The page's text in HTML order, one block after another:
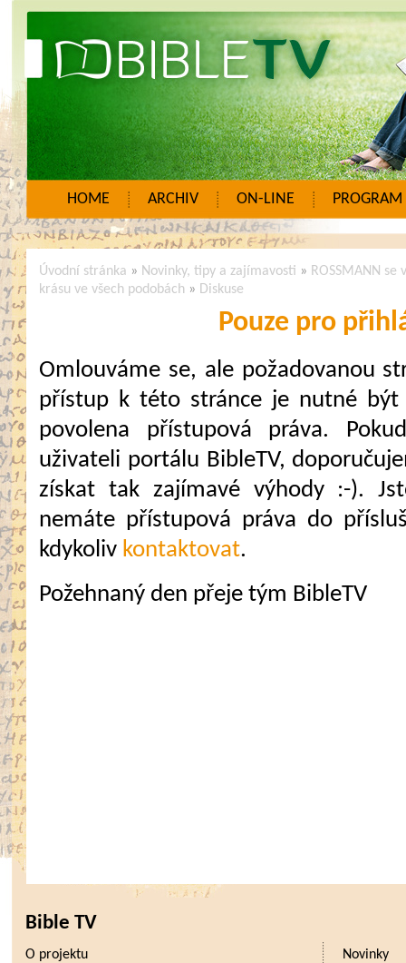
HOME ARCHIV ON-LINE PROGRAM
Úvodní stránka » Novinky, tipy a zajímavosti » ROSSMANN
krásu ve všech podobách » Diskuse
Pouze pro
Omlouváme se, ale požadovanou
přístup k této stránce je nutné
povolena přístupová práva.
uživateli portálu BibleTV,
získat tak zajímavé výhody :-).
nemáte přístupová práva do
kdykoliv kontaktovat.
Požehnaný den přeje tým BibleTV
Bible TV
O projektu
Novinky